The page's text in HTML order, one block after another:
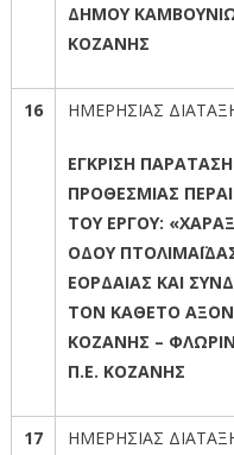
ΔΗΜΟΥ
ΚΟΖΑΝΗΣ
16 ΗΜΕΡΗΣΙΑΣ
ΕΓΚΡΙΣΗ
ΠΡΟΘΕΣΜΙΑΣ
ΤΟΥ ΕΡΓΟΥ:
ΟΔΟΥ
ΕΟΡΔΑΙΑΣ ΚΑΙ
ΤΟΝ ΚΑΘΕΤΟ
ΚΟΖΑΝΗΣ –
Π.Ε. ΚΟΖΑΝΗΣ
17 ΗΜΕΡΗΣΙΑΣ